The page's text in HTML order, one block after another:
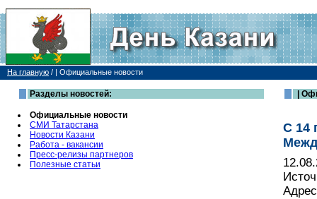
На главную / | Официальные новости
Разделы новостей:
Официальные новости
СМИ Татарстана
Новости Казани
Работа - вакансии
Пресс-релизы партнеров
Полезные статьи
|
С 14